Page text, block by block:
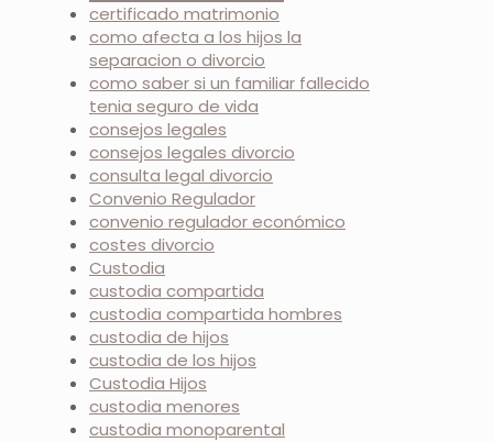
certificado matrimonio
como afecta a los hijos la
separacion o divorcio
como saber si un familiar fallecido
tenia seguro de vida
consejos legales
consejos legales divorcio
consulta legal divorcio
Convenio Regulador
convenio regulador económico
costes divorcio
Custodia
custodia compartida
custodia compartida hombres
custodia de hijos
custodia de los hijos
Custodia Hijos
custodia menores
custodia monoparental